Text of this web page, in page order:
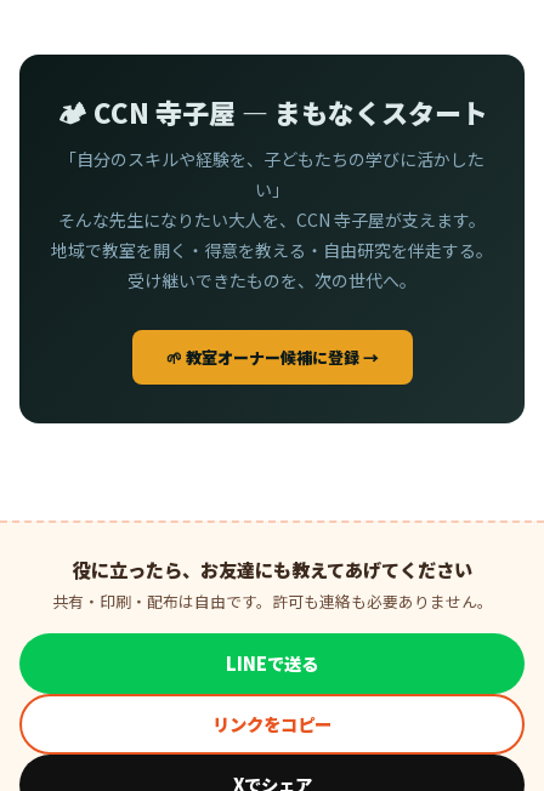
🏕️ CCN 寺子屋 — まもなくスタート
「自分のスキルや経験を、子どもたちの学びに活かした
い」
そんな先生になりたい大人を、CCN 寺子屋が支えます。
地域で教室を開く・得意を教える・自由研究を伴走する。
受け継いできたものを、次の世代へ。
🌱 教室オーナー候補に登録 →
役に立ったら、お友達にも教えてあげてください
共有・印刷・配布は自由です。許可も連絡も必要ありません。
LINEで送る
リンクをコピー
Xでシェア